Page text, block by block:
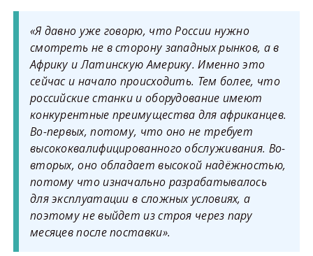
«Я давно уже говорю, что России нужно
смотреть не в сторону западных рынков, а в
Африку и Латинскую Америку. Именно это
сейчас и начало происходить. Тем более, что
российские станки и оборудование имеют
конкурентные преимущества для африканцев.
Во-первых, потому, что оно не требует
высококвалифицированного обслуживания. Во-
вторых, оно обладает высокой надёжностью,
потому что изначально разрабатывалось
для эксплуатации в сложных условиях, а
поэтому не выйдет из строя через пару
месяцев после поставки».